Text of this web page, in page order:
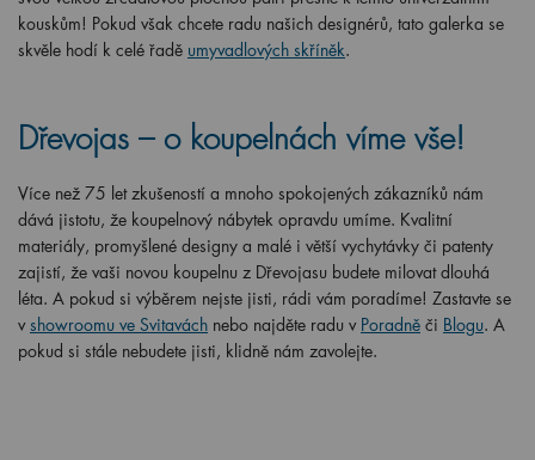
kouskům! Pokud však chcete radu našich designérů, tato galerka se
skvěle hodí k celé řadě umyvadlových skříněk.
Dřevojas – o koupelnách víme vše!
Více než 75 let zkušeností a mnoho spokojených zákazníků nám
dává jistotu, že koupelnový nábytek opravdu umíme. Kvalitní
materiály, promyšlené designy a malé i větší vychytávky či patenty
zajistí, že vaši novou koupelnu z Dřevojasu budete milovat dlouhá
léta. A pokud si výběrem nejste jisti, rádi vám poradíme! Zastavte se
v showroomu ve Svitavách nebo najděte radu v Poradně či Blogu. A
pokud si stále nebudete jisti, klidně nám zavolejte.